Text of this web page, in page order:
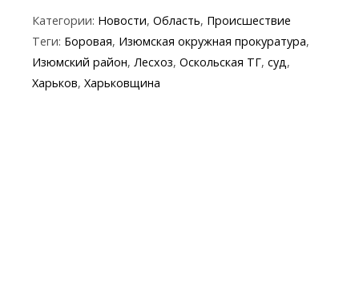
e
b
o
itt
er
e
gr
a
er at
s
y
p
t ai
l
Категории: Новости, Область, Происшествие
Теги: Боровая, Изюмская окружная прокуратура,
Изюмский район, Лесхоз, Оскольская ТГ, суд,
Харьков, Харьковщина